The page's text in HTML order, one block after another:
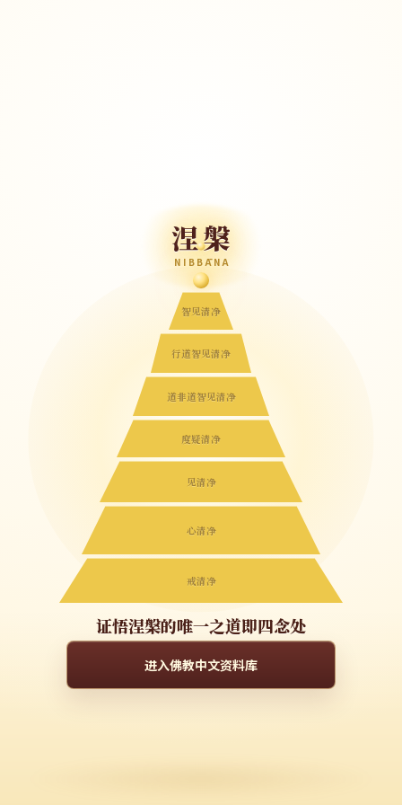
涅槃
NIBBĀNA
智见清净
行道智见清净
道非道智见清净
度疑清净
见清净
心清净
戒清净
证悟涅槃的唯一之道即四念处
进入佛教中文资料库